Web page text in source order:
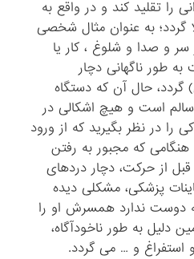
تقلید کند و در واقع به
به عنوان مثال شخصی
و صدا و شلوغ ، کار یا
طور ناگهانی دچار
گردد، حال آن که دستگاه
سالم است و هیچ اشکالی در
را در نظر بگیرید که از ورود
هنگامی که مجبور به رفتن
از حرکت، دچار دردهای
پزشکی، مشکلی دیده
دوست ندارد همسرش او را
دلیل به طور ناخودآگاه،
و … می گردد.